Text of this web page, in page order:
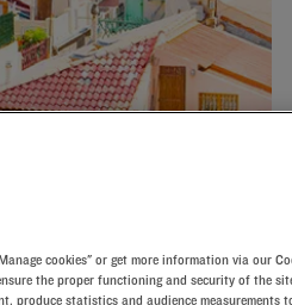
cookies" or get more information via our
the proper functioning and security of the
produce statistics and audience measurements